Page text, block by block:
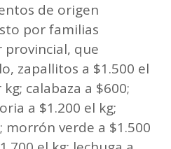
de origen
por familias
que
zapallitos a $1.500 el
calabaza a $600;
a $1.200 el kg;
morrón verde a $1.500